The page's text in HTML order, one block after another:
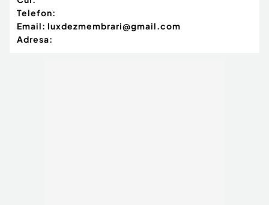
Telefon:
Email: luxdezmembrari@gmail.com
Adresa: